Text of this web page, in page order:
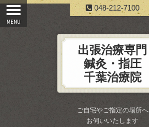
048-212-7100
出張治療専門
鍼灸・指圧
千葉治療院
ご自宅やご指定の場所へ
お伺いいたします